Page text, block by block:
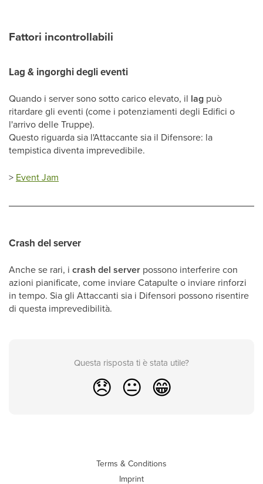
Fattori incontrollabili
Lag & ingorghi degli eventi
Quando i server sono sotto carico elevato, il lag può
ritardare gli eventi (come i potenziamenti degli Edifici o
l'arrivo delle Truppe).
Questo riguarda sia l'Attaccante sia il Difensore: la
tempistica diventa imprevedibile.
> Event Jam
Crash del server
Anche se rari, i crash del server possono interferire con
azioni pianificate, come inviare Catapulte o inviare rinforzi
in tempo. Sia gli Attaccanti sia i Difensori possono risentire
di questa imprevedibilità.
Questa risposta ti è stata utile?
😞 😐 😁
Terms & Conditions
Imprint